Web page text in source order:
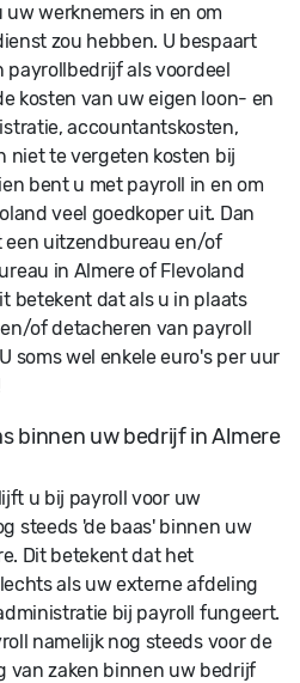
uw werknemers in en om
zou hebben. U bespaart
payrollbedrijf als voordeel
kosten van uw eigen loon- en
accountantskosten,
niet te vergeten kosten bij
bent u met payroll in en om
veel goedkoper uit. Dan
een uitzendbureau en/of
in Almere of Flevoland
betekent dat als u in plaats
of detacheren van payroll
soms wel enkele euro's per uur
binnen uw bedrijf in Almere
u bij payroll voor uw
steeds 'de baas' binnen uw
Dit betekent dat het
als uw externe afdeling
bij payroll fungeert.
namelijk nog steeds voor de
van zaken binnen uw bedrijf